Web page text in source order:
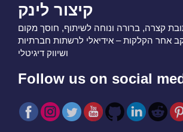
קיצור לינק
קצרה, ברורה ונוחה לשיתוף, חוסך מקום
אחר הקלקות – אידיאלי לרשתות חברתיות
ושיווק דיגיטלי
Follow us on social